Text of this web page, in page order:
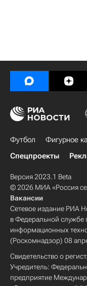
Футбол Фигурное
Спецпроекты
Версия 2023.1 Beta
© 2026 МИА «Россия
Вакансии
Сетевое издание РИА
в Федеральной службе
информационных
(Роскомнадзор) 08
Свидетельство о
Учредитель:
предприятие